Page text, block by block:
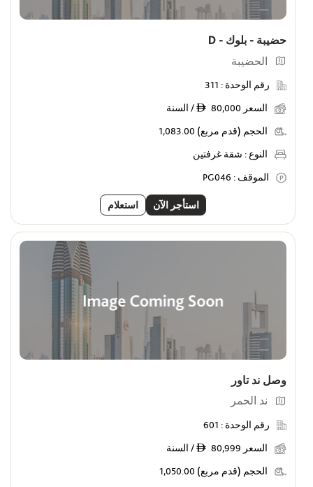
حضيبة - بلوك - D
الحضيبة
رقم الوحدة : 311
السعر ê 80,000 / السنة
الحجم (قدم مربع) 1,083.00
النوع : شقة غرفتين
الموقف : PG046
استأجر الآن استعلام
وصل ند تاور
ند الحمر
رقم الوحدة : 601
السعر ê 80,999 / السنة
الحجم (قدم مربع) 1,050.00